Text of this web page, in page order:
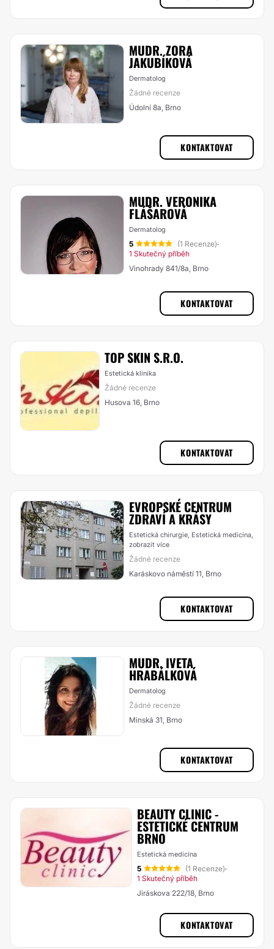
MUDR. ZORA
JAKUBÍKOVÁ
Dermatolog
Žádné recenze
Údolní 8a, Brno
KONTAKTOVAT
MUDR. VERONIKA
FLÁŠAROVÁ
Dermatolog
5 (1 Recenze)·
1 Skutečný příběh
Vinohrady 841/8a, Brno
KONTAKTOVAT
TOP SKIN S.R.O.
Estetická klinika
Žádné recenze
Husova 16, Brno
KONTAKTOVAT
EVROPSKÉ CENTRUM
ZDRAVÍ A KRÁSY
Estetická chirurgie, Estetická medicína,
zobrazit více
Žádné recenze
Karáskovo náměstí 11, Brno
KONTAKTOVAT
MUDR. IVETA
HRABÁLKOVÁ
Dermatolog
Žádné recenze
Minská 31, Brno
KONTAKTOVAT
BEAUTY CLINIC -
ESTETICKÉ CENTRUM
BRNO
Estetická medicína
5 (1 Recenze)·
1 Skutečný příběh
Jiráskova 222/18, Brno
KONTAKTOVAT